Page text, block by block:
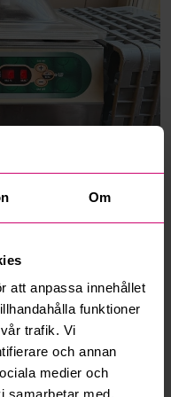
Om
att anpassa innehållet
funktioner
trafik. Vi
och annan
medier och
samarbetar med.
län